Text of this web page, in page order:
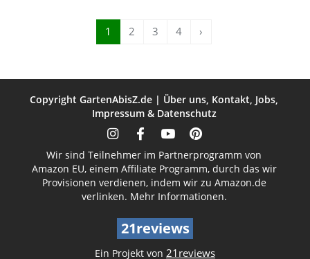
1 2 3 4 ›
Copyright GartenAbisZ.de | Über uns, Kontakt, Jobs,
Impressum& Datenschutz
Wir sind Teilnehmer im Partnerprogramm von
Amazon EU, einem Affiliate Programm, durch das wir
Provisionen verdienen, indem wir zu Amazon.de
verlinken. Mehr Informationen.
21reviews
Ein Projekt von 21reviews